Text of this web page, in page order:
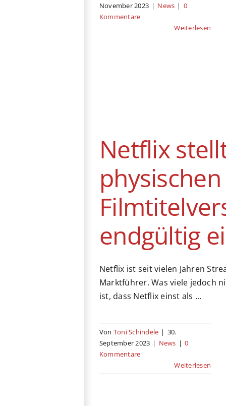
November 2023 | News | 0
Kommentare
Weiterlesen
Netflix
physischen
endgültig
Netflix ist seit vielen Jahren
Marktführer. Was viele jedoch
ist, dass Netflix einst als ...
Von Toni Schindele | 30.
September 2023 | News | 0
Kommentare
Weiterlesen